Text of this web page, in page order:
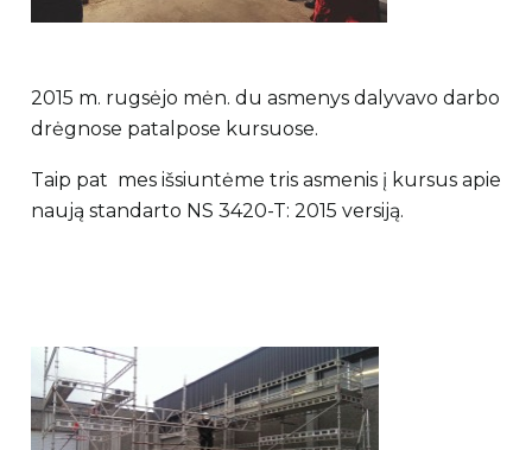
2015 m. rugsėjo mėn. du asmenys dalyvavo darbo
drėgnose patalpose kursuose.
Taip pat mes išsiuntėme tris asmenis į kursus apie
naują standarto NS 3420-T: 2015 versiją.